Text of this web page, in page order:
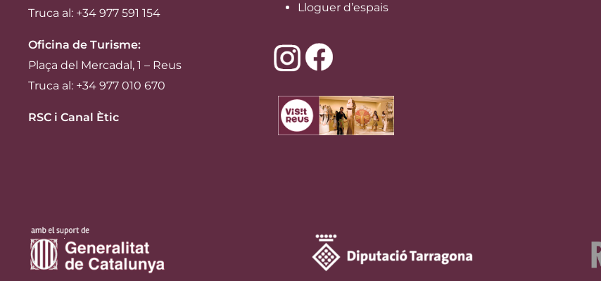
Truca al: +34 977 591 154
Oficina de Turisme:
Plaça del Mercadal, 1 – Reus
Truca al: +34 977 010 670
RSC i Canal Ètic
Lloguer d’espais